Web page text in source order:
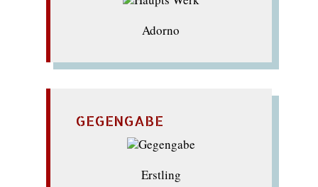
Adorno
GEGENGABE
Erstling